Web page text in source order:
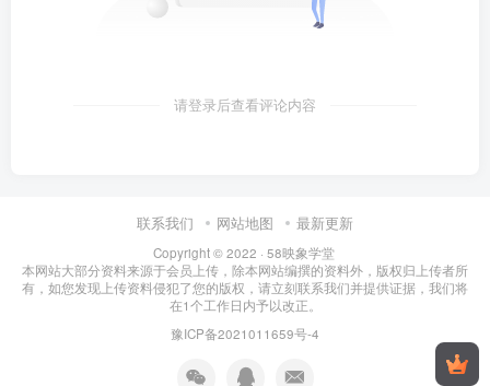
请登录后查看评论内容
联系我们 网站地图 最新更新
Copyright © 2022 · 58映象学堂
本网站大部分资料来源于会员上传，除本网站编撰的资料外，版权归上传者所
有，如您发现上传资料侵犯了您的版权，请立刻联系我们并提供证据，我们将
在1个工作日内予以改正。
豫ICP备2021011659号-4